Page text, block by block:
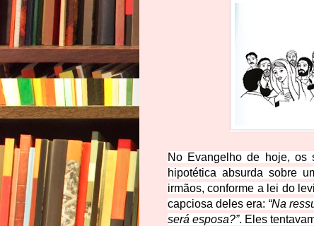
No Evangelho de hoje, os
hipotética absurda sobre
irmãos, conforme a lei do
capciosa deles era: “Na
será esposa?”. Eles